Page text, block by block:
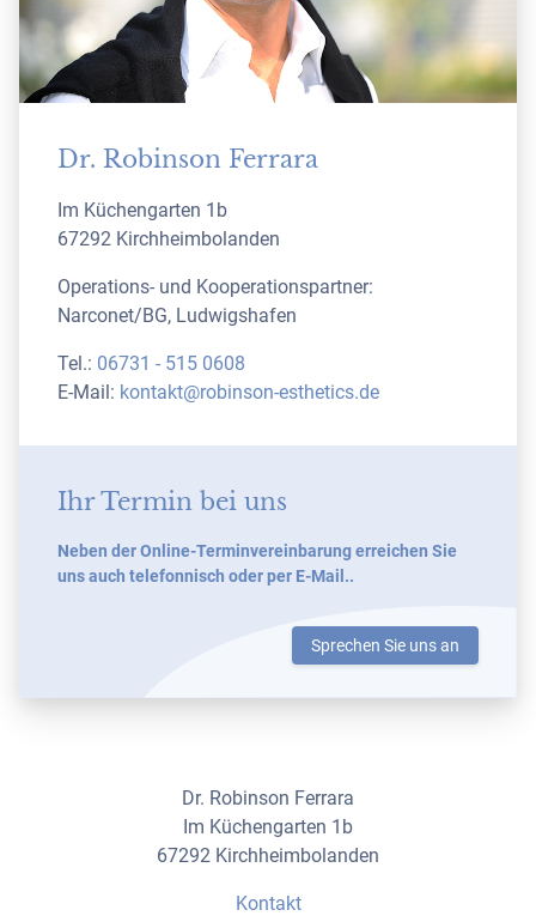
Dr. Robinson Ferrara
Im Küchengarten 1b
67292 Kirchheimbolanden
Operations- und Kooperationspartner:
Narconet/BG, Ludwigshafen
Tel.: 06731 - 515 0608
E-Mail: kontakt@robinson-esthetics.de
Ihr Termin bei uns
Neben der Online-Terminvereinbarung erreichen Sie
uns auch telefonnisch oder per E-Mail..
Sprechen Sie uns an
Dr. Robinson Ferrara
Im Küchengarten 1b
67292 Kirchheimbolanden
Kontakt